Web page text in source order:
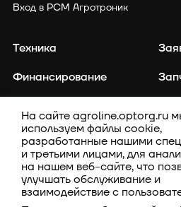
Вход в РСМ Агротроник
Техника
Финансирование
Каталог запасных частей
Компания
На сайте agroline.optorg.ru
используем файлы cookie,
разработанные нашими
и третьими лицами, для
на нашем веб-сайте, что
улучшать обслуживание и
взаимодействие с